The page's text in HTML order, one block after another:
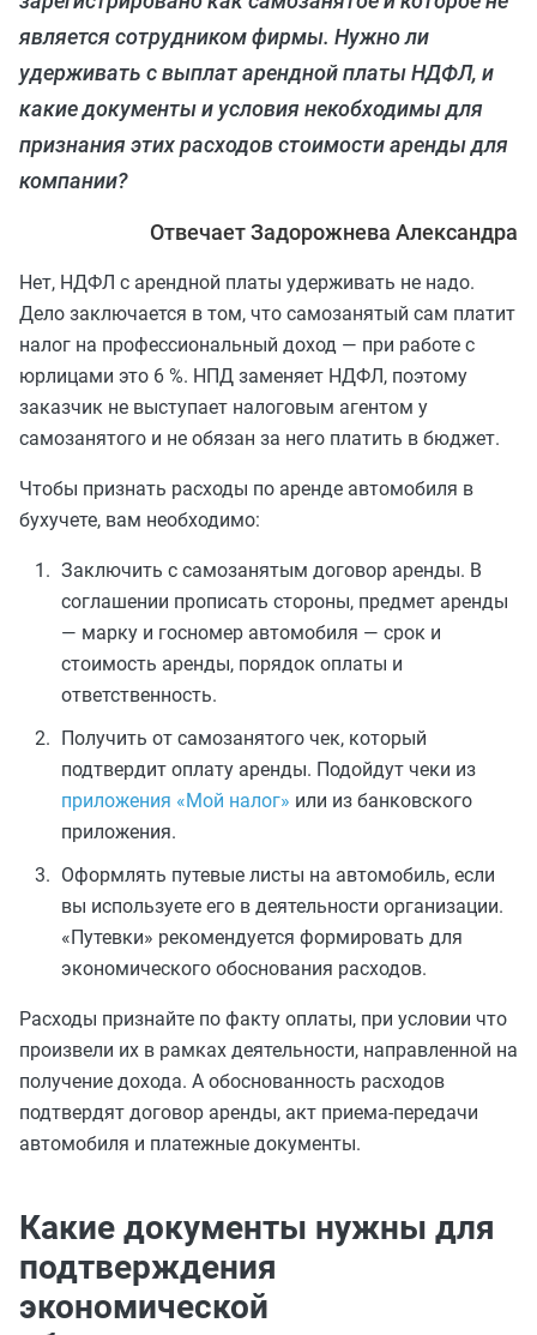
является сотрудником фирмы. Нужно ли
удерживать с выплат арендной платы НДФЛ, и
какие документы и условия некобходимы для
признания этих расходов стоимости аренды для
компании?
Отвечает Задорожнева Александра
Нет, НДФЛ с арендной платы удерживать не надо.
Дело заключается в том, что самозанятый сам платит
налог на профессиональный доход — при работе с
юрлицами это 6 %. НПД заменяет НДФЛ, поэтому
заказчик не выступает налоговым агентом у
самозанятого и не обязан за него платить в бюджет.
Чтобы признать расходы по аренде автомобиля в
бухучете, вам необходимо:
Заключить с самозанятым договор аренды. В
соглашении прописать стороны, предмет аренды
— марку и госномер автомобиля — срок и
стоимость аренды, порядок оплаты и
ответственность.
Получить от самозанятого чек, который
подтвердит оплату аренды. Подойдут чеки из
приложения «Мой налог» или из банковского
приложения.
Оформлять путевые листы на автомобиль, если
вы используете его в деятельности организации.
«Путевки» рекомендуется формировать для
экономического обоснования расходов.
Расходы признайте по факту оплаты, при условии что
произвели их в рамках деятельности, направленной на
получение дохода. А обоснованность расходов
подтвердят договор аренды, акт приема-передачи
автомобиля и платежные документы.
Какие документы нужны для
подтверждения
экономической